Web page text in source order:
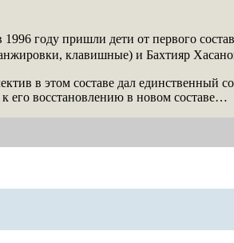
году пришли дети от первого
клавишные) и Бахтияр
в этом составе дал единственный
его восстановлению в новом составе…